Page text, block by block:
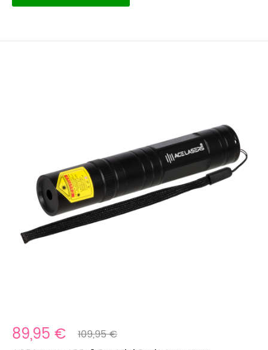
89,95 €
109,95 €